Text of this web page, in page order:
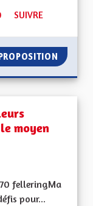
49 ABONNÉS
SUIVRE
moyen
felleringMa
pour...